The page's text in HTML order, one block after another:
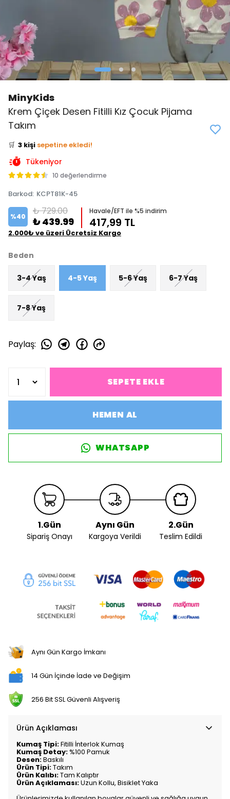
MinyKids
Krem Çiçek Desen Fitilli Kız Çocuk Pijama
Takım
👀 Şu an1 kişi
🛒 3 kişi sepetine ekledi!
✅ Bugün 2 adet
Tükeniyor
10 değerlendirme
Barkod: KCPT81K-45
%40 ₺ 729.00
₺ 439.99
Havale/EFT ile %5 indirim
417,99 TL
2.000₺ ve üzeri Ücretsiz Kargo
Beden
3-4 Yaş 4-5 Yaş 5-6 Yaş 6-7 Yaş
7-8 Yaş
Paylaş:
SEPETE EKLE
HEMEN AL
WHATSAPP
1.Gün
Sipariş Onayı
Aynı Gün
Kargoya Verildi
2.Gün
Teslim Edildi
Aynı Gün Kargo İmkanı
14 Gün İçinde İade ve Değişim
256 Bit SSL Güvenli Alışveriş
Ürün Açıklaması
Kumaş Tipi:Fitilli İnterlok Kumaş
Kumaş Detay:%100 Pamuk
Desen:Baskılı
Ürün Tipi:Takım
Ürün Kalıbı:Tam Kalıptır
Ürün Açıklaması:Uzun Kollu, Bisiklet Yaka